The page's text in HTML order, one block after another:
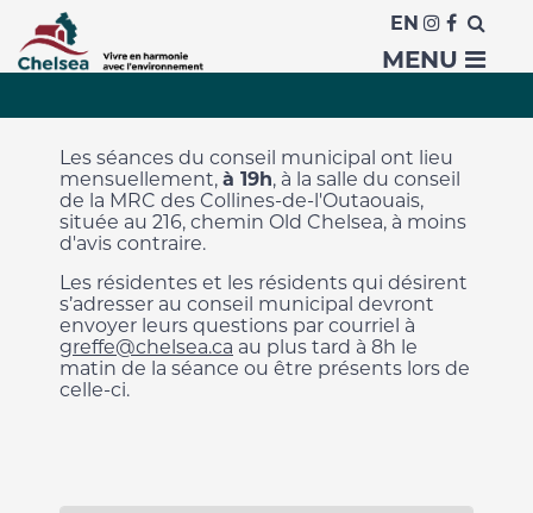
EN
MENU
Séances du conseil
Les séances du conseil municipal ont lieu
mensuellement, à 19h, à la salle du conseil
de la MRC des Collines-de-l'Outaouais,
située au 216, chemin Old Chelsea, à moins
d'avis contraire.
Les résidentes et les résidents qui désirent
s’adresser au conseil municipal devront
envoyer leurs questions par courriel à
greffe@chelsea.ca au plus tard à 8h le
matin de la séance ou être présents lors de
celle-ci.